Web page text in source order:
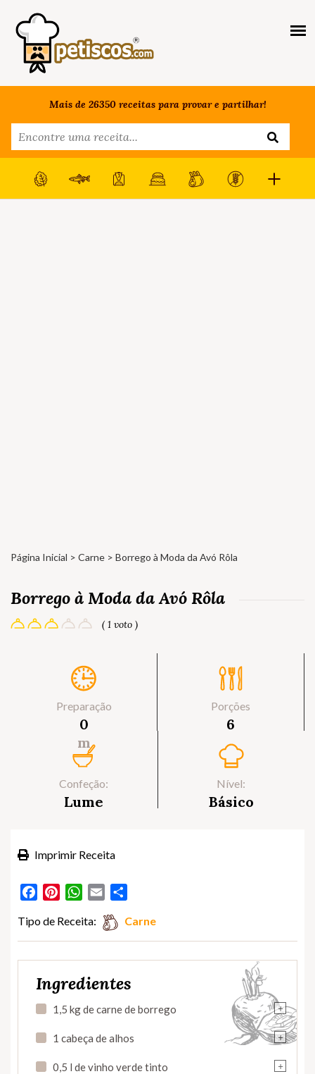
Mais de 26350 receitas para provar e partilhar!
Página Inicial > Carne > Borrego à Moda da Avó Rôla
Borrego à Moda da Avó Rôla
( 1 voto )
Preparação
0
m
Porções
6
Confeção:
Lume
Nível:
Básico
Imprimir Receita
FacebookPinterestWhatsApp
Email
Tipo de Receita: Carne
Ingredientes
+
1,5 kg de carne de borrego
+
1 cabeça de alhos
+
0,5 l de vinho verde tinto